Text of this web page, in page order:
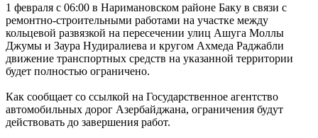
1 февраля с 06:00 в Наримановском районе Баку в связи с
ремонтно-строительными работами на участке между
кольцевой развязкой на пересечении улиц Ашуга Моллы
Джумы и Заура Нудиралиева и кругом Ахмеда Раджабли
движение транспортных средств на указанной территории
будет полностью ограничено.
Как сообщает со ссылкой на Государственное агентство
автомобильных дорог Азербайджана, ограничения будут
действовать до завершения работ.